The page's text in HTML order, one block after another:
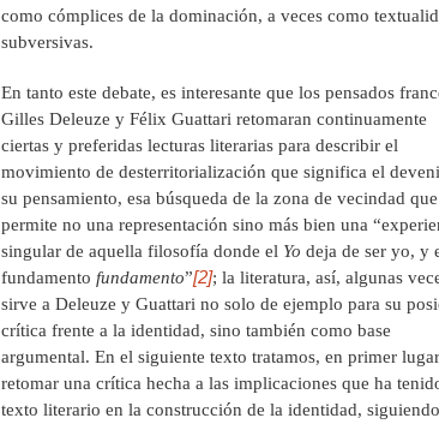
como cómplices de la dominación, a veces como
subversivas.
En tanto este debate, es interesante que los pensados
Gilles Deleuze y Félix Guattari retomaran continuamente
ciertas y preferidas lecturas literarias para describir el
movimiento de desterritorialización que significa el
su pensamiento, esa búsqueda de la zona de vecindad que
permite no una representación sino más bien una
singular de aquella filosofía donde el Yo deja de ser yo, y
fundamento fundamento”[2]; la literatura, así, algunas
sirve a Deleuze y Guattari no solo de ejemplo para su
crítica frente a la identidad, sino también como base
argumental. En el siguiente texto tratamos, en primer
retomar una crítica hecha a las implicaciones que ha
texto literario en la construcción de la identidad,